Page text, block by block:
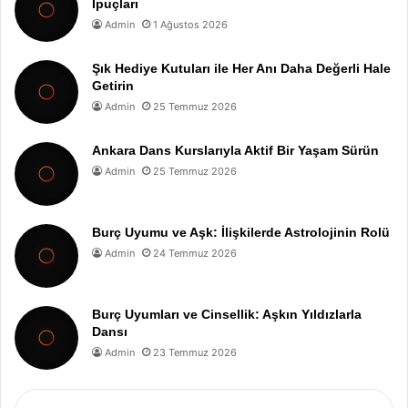
İpuçları
Admin 1 Ağustos 2026
Şık Hediye Kutuları ile Her Anı Daha Değerli Hale
Getirin
Admin 25 Temmuz 2026
Ankara Dans Kurslarıyla Aktif Bir Yaşam Sürün
Admin 25 Temmuz 2026
Burç Uyumu ve Aşk: İlişkilerde Astrolojinin Rolü
Admin 24 Temmuz 2026
Burç Uyumları ve Cinsellik: Aşkın Yıldızlarla
Dansı
Admin 23 Temmuz 2026